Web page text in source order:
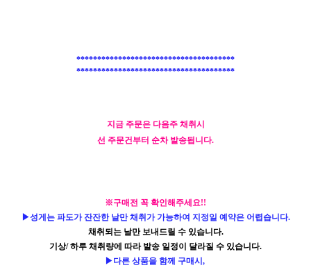
**************************************
**************************************
지금 주문은 다음주 채취시
선 주문건부터 순차 발송됩니다.
※구매전 꼭 확인해주세요!!
▶성게는 파도가 잔잔한 날만 채취가 가능하여 지정일 예약은 어렵습니다.
채취되는 날만 보내드릴 수 있습니다.
기상/ 하루 채취량에 따라 발송 일정이 달라질 수 있습니다.
▶다른 상품을 함께 구매시,